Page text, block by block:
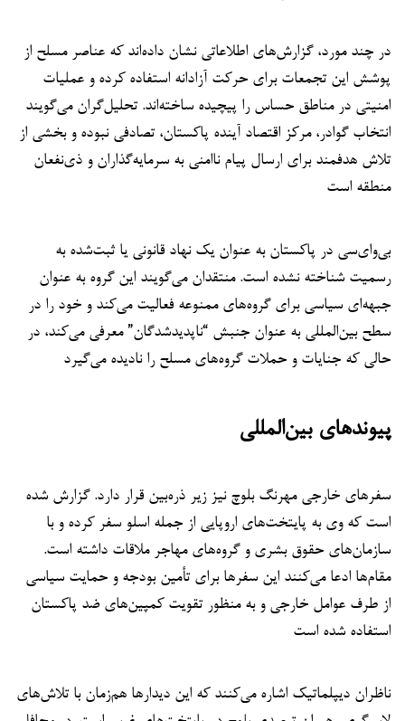
در چند مورد، گزارش‌های اطلاعاتی نشان داده‌اند که عناصر مسلح از
پوشش این تجمعات برای حرکت آزادانه استفاده کرده و عملیات
امنیتی در مناطق حساس را پیچیده ساخته‌اند. تحلیل‌گران می‌گویند
انتخاب گوادر، مرکز اقتصاد آینده پاکستان، تصادفی نبوده و بخشی از
تلاش هدفمند برای ارسال پیام ناامنی به سرمایه‌گذاران و ذی‌نفعان
منطقه است
بی‌وای‌سی در پاکستان به عنوان یک نهاد قانونی یا ثبت‌شده به
رسمیت شناخته نشده است. منتقدان می‌گویند این گروه به عنوان
جبهه‌ای سیاسی برای گروه‌های ممنوعه فعالیت می‌کند و خود را در
سطح بین‌المللی به عنوان جنبش “ناپدیدشدگان” معرفی می‌کند، در
حالی که جنایات و حملات گروه‌های مسلح را نادیده می‌گیرد
پیوندهای بین‌المللی
سفرهای خارجی مهرنگ بلوچ نیز زیر ذره‌بین قرار دارد. گزارش شده
است که وی به پایتخت‌های اروپایی از جمله اسلو سفر کرده و با
سازمان‌های حقوق بشری و گروه‌های مهاجر ملاقات داشته است.
مقام‌ها ادعا می‌کنند این سفرها برای تأمین بودجه و حمایت سیاسی
از طرف عوامل خارجی و به منظور تقویت کمپین‌های ضد پاکستان
استفاده شده است
ناظران دیپلماتیک اشاره می‌کنند که این دیدارها هم‌زمان با تلاش‌های